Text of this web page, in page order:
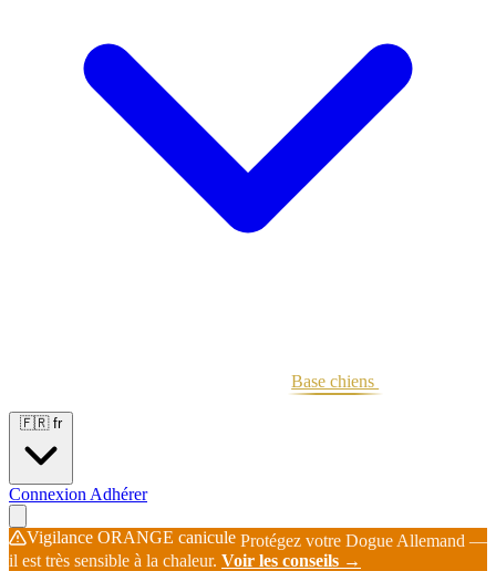
Base chiens
🇫🇷 fr
Connexion Adhérer
Vigilance ORANGE canicule Protégez votre Dogue Allemand —
il est très sensible à la chaleur. Voir les conseils →